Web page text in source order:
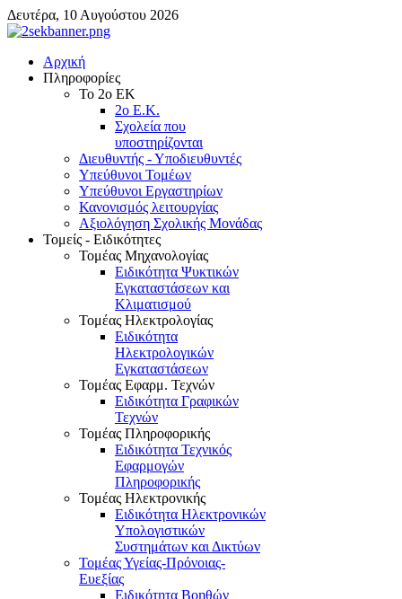
Δευτέρα, 10 Αυγούστου 2026
Αρχική
Πληροφορίες
Το 2ο ΕΚ
2ο Ε.Κ.
Σχολεία που
υποστηρίζονται
Διευθυντής - Υποδιευθυντές
Υπεύθυνοι Τομέων
Υπεύθυνοι Εργαστηρίων
Κανονισμός λειτουργίας
Αξιολόγηση Σχολικής Μονάδας
Τομείς - Ειδικότητες
Τομέας Μηχανολογίας
Ειδικότητα Ψυκτικών
Εγκαταστάσεων και
Κλιματισμού
Τομέας Ηλεκτρολογίας
Ειδικότητα
Ηλεκτρολογικών
Εγκαταστάσεων
Τομέας Εφαρμ. Τεχνών
Ειδικότητα Γραφικών
Τεχνών
Τομέας Πληροφορικής
Ειδικότητα Τεχνικός
Εφαρμογών
Πληροφορικής
Τομέας Ηλεκτρονικής
Ειδικότητα Ηλεκτρονικών
Υπολογιστικών
Συστημάτων και Δικτύων
Τομέας Υγείας-Πρόνοιας-
Ευεξίας
Ειδικότητα Βοηθών